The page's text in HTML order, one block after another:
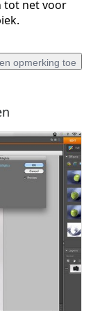
tot net voor
opmerking toe
opmerking